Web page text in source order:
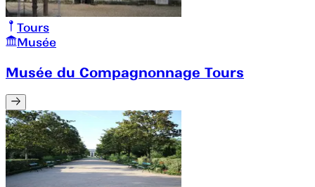
Tours
Musée
Musée du Compagnonnage Tours